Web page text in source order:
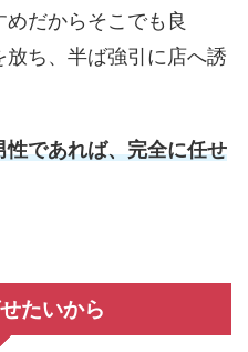
めだからそこでも良
ち、半ば強引に店へ誘
であれば、完全に任せ
たいから